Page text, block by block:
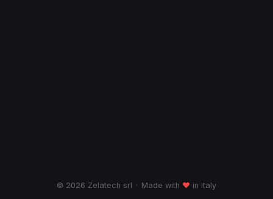
© 2026 Zelatech srl · Made with ♥ in Italy